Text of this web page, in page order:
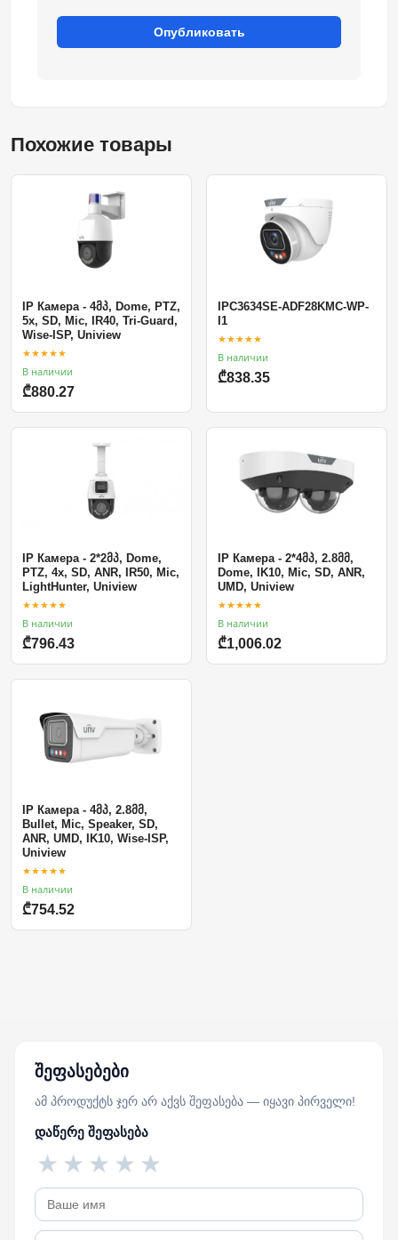
Опубликовать
Похожие товары
IP Камера - 4მპ, Dome, PTZ,
5x, SD, Mic, IR40, Tri-Guard,
Wise-ISP, Uniview
★★★★★
В наличии
₾880.27
IPC3634SE-ADF28KMC-WP-
I1
★★★★★
В наличии
₾838.35
IP Камера - 2*2მპ, Dome,
PTZ, 4x, SD, ANR, IR50, Mic,
LightHunter, Uniview
★★★★★
В наличии
₾796.43
IP Камера - 2*4მპ, 2.8მმ,
Dome, IK10, Mic, SD, ANR,
UMD, Uniview
★★★★★
В наличии
₾1,006.02
IP Камера - 4მპ, 2.8მმ,
Bullet, Mic, Speaker, SD,
ANR, UMD, IK10, Wise-ISP,
Uniview
★★★★★
В наличии
₾754.52
შეფასებები
ამ პროდუქტს ჯერ არ აქვს შეფასება — იყავი პირველი!
დაწერე შეფასება
★
★
★
★
★